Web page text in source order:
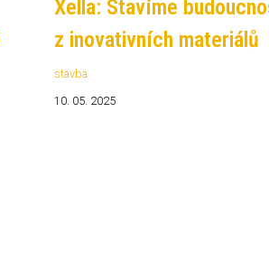
Xella: Stavíme
z inovativních materiálů
stavba
10. 05. 2025